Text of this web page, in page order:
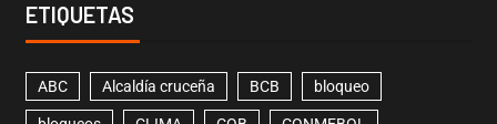
ETIQUETAS
ABC Alcaldía cruceña BCB bloqueo